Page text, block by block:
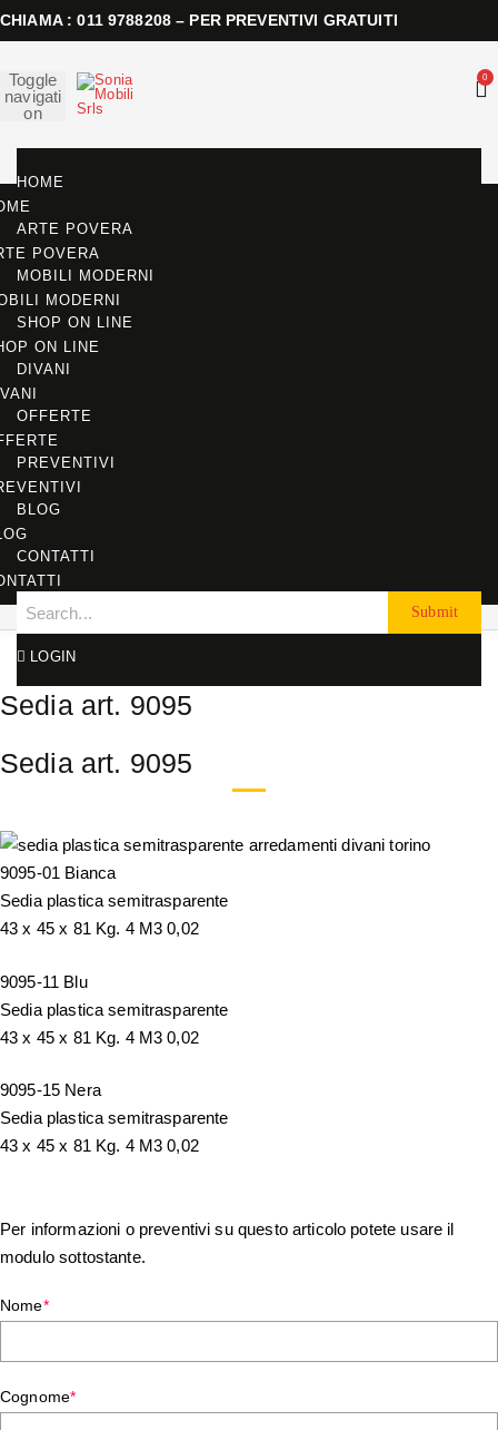
CHIAMA : 011 9788208 – PER PREVENTIVI GRATUITI
Toggle
navigati
on
HOME
ARTE POVERA
MOBILI MODERNI
SHOP ON LINE
DIVANI
OFFERTE
PREVENTIVI
BLOG
CONTATTI
LOGIN
0
POVERA
MODERNI
ON LINE
Sedia art. 9095
Sedia art. 9095
9095-01 Bianca
Sedia plastica semitrasparente
43 x 45 x 81 Kg. 4 M3 0,02
9095-11 Blu
Sedia plastica semitrasparente
43 x 45 x 81 Kg. 4 M3 0,02
9095-15 Nera
Sedia plastica semitrasparente
43 x 45 x 81 Kg. 4 M3 0,02
Per informazioni o preventivi su questo articolo potete usare il
modulo sottostante.
Nome*
Cognome*